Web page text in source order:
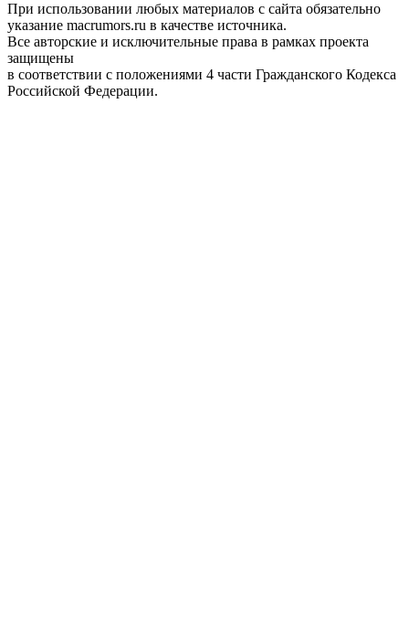
При использовании любых материалов с сайта обязательно
указание macrumors.ru в качестве источника.
Все авторские и исключительные права в рамках проекта
защищены
в соответствии с положениями 4 части Гражданского Кодекса
Российской Федерации.